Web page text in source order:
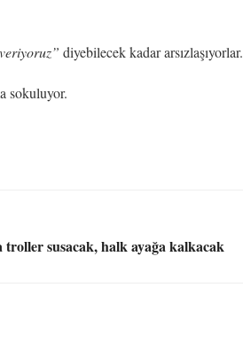
diyebilecek kadar arsızlaşıyorlar.
sokuluyor.
troller susacak, halk ayağa kalkacak